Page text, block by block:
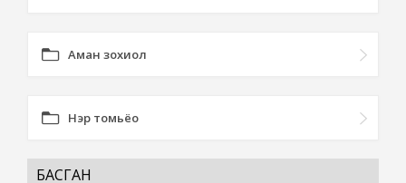
Аман зохиол
Нэр томьёо
БАСГАН